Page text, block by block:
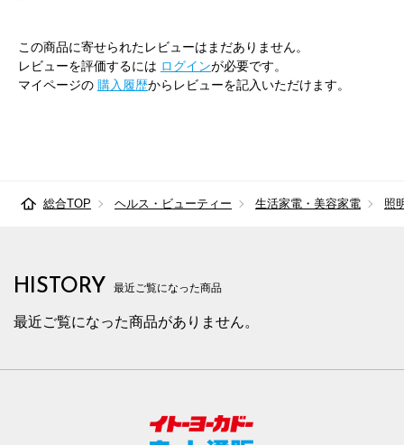
この商品に寄せられたレビューはまだありません。
レビューを評価するには ログインが必要です。
マイページの 購入履歴からレビューを記入いただけます。
総合TOP ヘルス・ビューティー 生活家電・美容家電 照
HISTORY 最近ご覧になった商品
最近ご覧になった商品がありません。